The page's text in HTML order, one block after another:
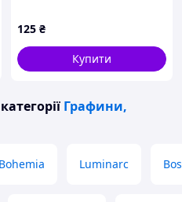
125 ₴
Купити
Графини,
Bohemia Luminarc